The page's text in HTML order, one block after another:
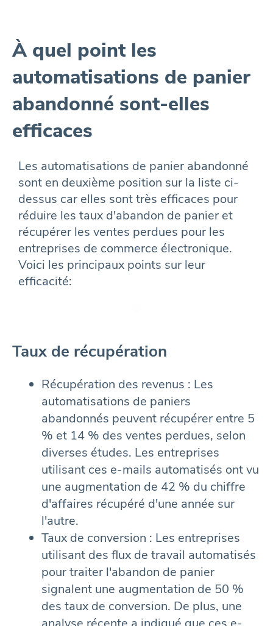
À quel point les
automatisations de panier
abandonné sont-elles
efficaces
Les automatisations de panier abandonné
sont en deuxième position sur la liste ci-
dessus car elles sont très efficaces pour
réduire les taux d'abandon de panier et
récupérer les ventes perdues pour les
entreprises de commerce électronique.
Voici les principaux points sur leur
efficacité:
Taux de récupération
Récupération des revenus : Les
automatisations de paniers
abandonnés peuvent récupérer entre 5
% et 14 % des ventes perdues, selon
diverses études. Les entreprises
utilisant ces e-mails automatisés ont vu
une augmentation de 42 % du chiffre
d'affaires récupéré d'une année sur
l'autre.
Taux de conversion : Les entreprises
utilisant des flux de travail automatisés
pour traiter l'abandon de panier
signalent une augmentation de 50 %
des taux de conversion. De plus, une